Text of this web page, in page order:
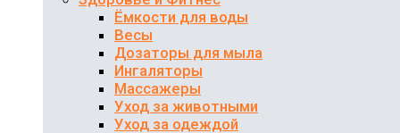
Ёмкости для воды
Весы
Дозаторы для мыла
Ингаляторы
Массажеры
Уход за животными
Уход за одеждой